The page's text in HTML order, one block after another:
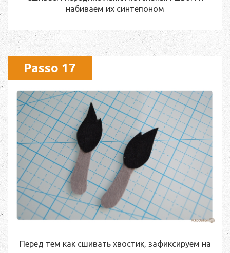
набиваем их синтепоном
Passo 17
Перед тем как сшивать хвостик, зафиксируем на